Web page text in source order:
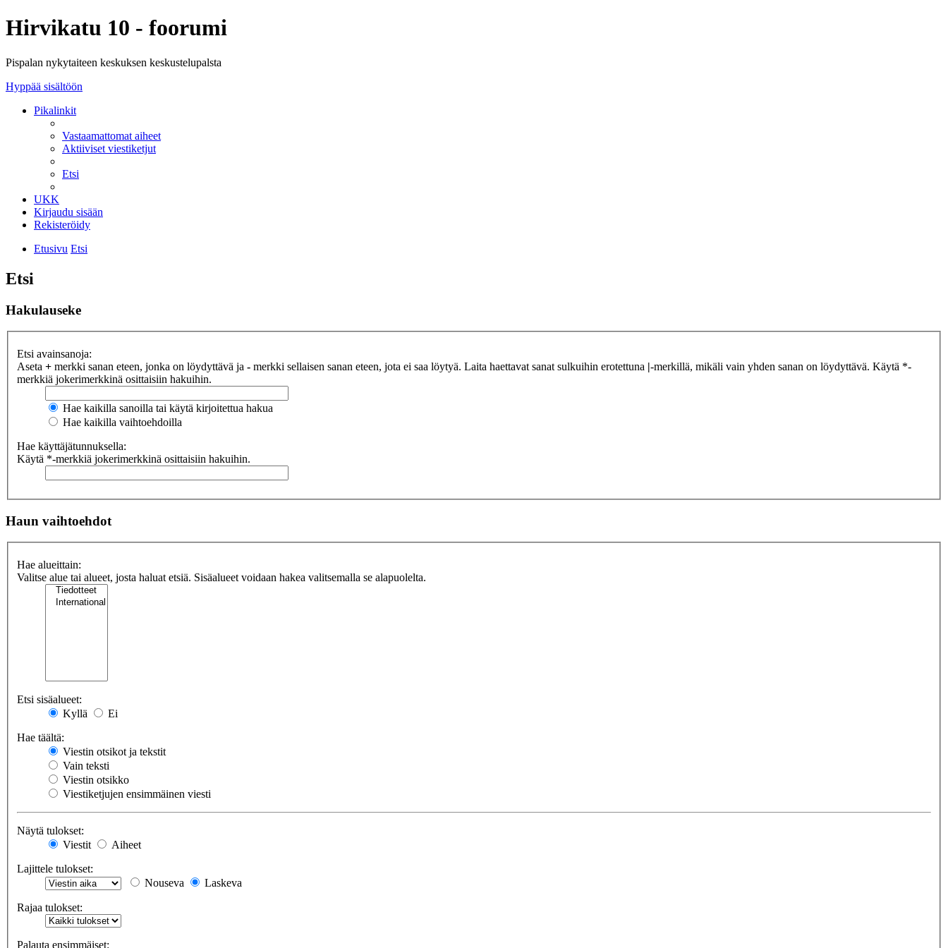
Hirvikatu 10 - foorumi
Pispalan nykytaiteen keskuksen keskustelupalsta
Hyppää sisältöön
Pikalinkit
Vastaamattomat aiheet
Aktiiviset viestiketjut
Etsi
UKK
Kirjaudu sisään
Rekisteröidy
Etusivu Etsi
Etsi
Hakulauseke
Etsi avainsanoja:
Aseta + merkki sanan eteen, jonka on löydyttävä ja - merkki sellaisen sanan eteen, jota ei saa löytyä. Laita haettavat sanat sulkuihin erotettuna |-merkillä, mikäli vain yhden sanan on löydyttävä. Käytä *-
merkkiä jokerimerkkinä osittaisiin hakuihin.
Hae kaikilla sanoilla tai käytä kirjoitettua hakua
Hae kaikilla vaihtoehdoilla
Hae käyttäjätunnuksella:
Käytä *-merkkiä jokerimerkkinä osittaisiin hakuihin.
Haun vaihtoehdot
Hae alueittain:
Valitse alue tai alueet, josta haluat etsiä. Sisäalueet voidaan hakea valitsemalla se alapuolelta.
Etsi sisäalueet:
Kyllä
Ei
Hae täältä:
Viestin otsikot ja tekstit
Vain teksti
Viestin otsikko
Viestiketjujen ensimmäinen viesti
Näytä tulokset:
Viestit
Aiheet
Lajittele tulokset:
Nouseva
Laskeva
Rajaa tulokset:
Palauta ensimmäiset: